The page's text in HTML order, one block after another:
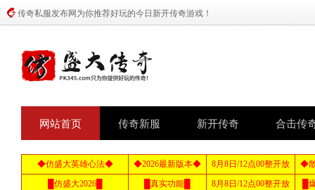
传奇私服发布网为你推荐好玩的今日新开传奇游戏！
网站首页 传奇新服 新开传奇 合击传